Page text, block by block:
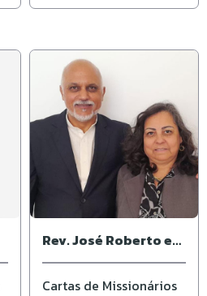
Rev. José Roberto e
Ivone
Cartas de Missionários